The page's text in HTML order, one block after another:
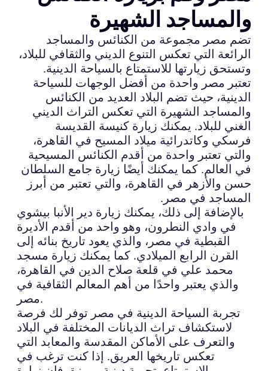
والمساجد الشهيرة
تضم مصر مجموعة من الكنائس والمساجد
الرائعة التي تعكس التنوع الديني والثقافي للبلاد،
وتستحق زيارتها للاستمتاع بالسياحة الدينية.
تعتبر مصر واحدة من أفضل الوجهات للسياحة
الدينية، حيث تضم البلاد العديد من الكنائس
والمساجد الشهيرة التي تعكس التراث الديني
الغني للبلاد. يمكنك زيارة كنيسة القديسة
فرسكي وكاتدرائية ميلاد المسيح في القاهرة،
والتي تعتبر واحدة من أقدم الكنائس المسيحية
في العالم. كما يمكنك أيضًا زيارة جامع السلطان
حسن والأزهر في القاهرة، والتي تعتبر من أبرز
المساجد في مصر.
بالإضافة إلى ذلك، يمكنك زيارة دير الأنبا بيشوي
في وادي النطرون، وهو واحد من أقدم الأديرة
القبطية في مصر، والذي يعود تاريخ بنائه إلى
القرن الرابع الميلادي. كما يمكنك زيارة مسجد
محمد علي في قلعة صلاح الدين في القاهرة،
والذي يعتبر واحدًا من أهم المعالم الثقافية في
مصر.
تجربة السياحة الدينية في مصر توفر لك فرصة
لاستكشاف تراث الديانات المختلفة في البلاد
والتعرف على الأماكن المقدسة والمعابد التي
تعكس تاريخها العريق. إذا كنت ترغب في